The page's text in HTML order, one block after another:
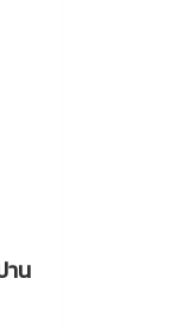
าน